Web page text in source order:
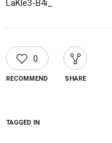
LaKle3-B4i_
0
RECOMMEND SHARE
TAGGED IN